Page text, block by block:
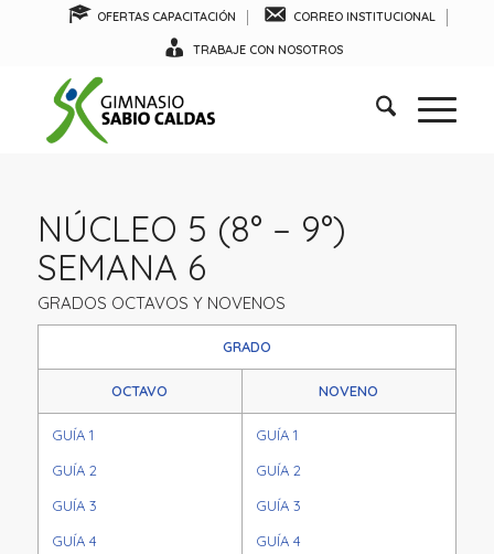
OFERTAS CAPACITACIÓN CORREO INSTITUCIONAL
TRABAJE CON NOSOTROS
NÚCLEO 5 (8° – 9°)
SEMANA 6
GRADOS OCTAVOS Y NOVENOS
GRADO
OCTAVO NOVENO
GUÍA 1
GUÍA 2
GUÍA 3
GUÍA 4
GUÍA 1
GUÍA 2
GUÍA 3
GUÍA 4